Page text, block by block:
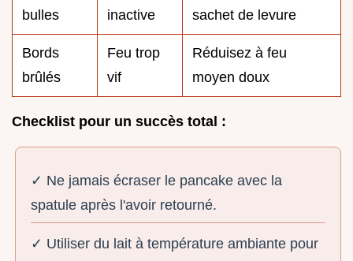
bulles
inactive
sachet de levure
Bords
brûlés
Feu trop
vif
Réduisez à feu
moyen doux
Checklist pour un succès total :
✓ Ne jamais écraser le pancake avec la
spatule après l'avoir retourné.
✓ Utiliser du lait à température ambiante pour